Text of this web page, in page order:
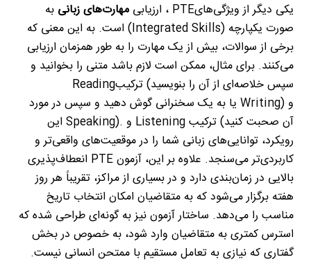
یکی دیگر از ویژگی‌هایPTE ، ارزیابی مهارت‌های زبانی به
صورت یکپارچه (Integrated Skills) است. به این معنی که
برخی از سوالات، بیش از یک مهارت را به طور همزمان ارزیابی
می‌کنند. برای مثال، ممکن است لازم باشد متنی را بخوانید و
سپس خلاصه‌ای از آن را بنویسید(ترکیبReading
وWriting) یا به یک سخنرانی گوش دهید و سپس در مورد
آن صحبت کنید(ترکیبListening و Speaking). این
رویکرد، توانایی‌های زبانی شما را در موقعیت‌های واقعی‌تر و
کاربردی‌تر می‌سنجد. علاوه بر این، آزمونPTE انعطاف‌پذیری
بالایی در زمان‌بندی دارد و در بسیاری از مراکز، تقریباً هر روز
هفته برگزار می‌شود که به متقاضیان امکان انتخاب تاریخ
مناسب را می‌دهد. ساختار آزمون نیز به گونه‌ای طراحی شده که
استرس کمتری به متقاضیان وارد شود، به خصوص در بخش
گفتاری که نیازی به تعامل مستقیم با ممتحن انسانی نیست.